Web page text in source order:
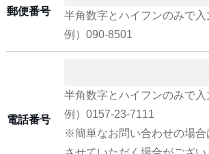
郵便番号
半角数字とハイフンのみで入
例）090-8501
電話番号
半角数字とハイフンのみで入
例）0157-23-7111
※簡単なお問い合わせの場合